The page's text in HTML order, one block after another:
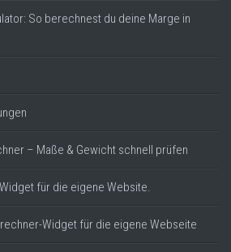
So berechnest du deine Marge in
– Maße & Gewicht schnell prüfen
für die eigene Website.
Widget für die eigene Webseite